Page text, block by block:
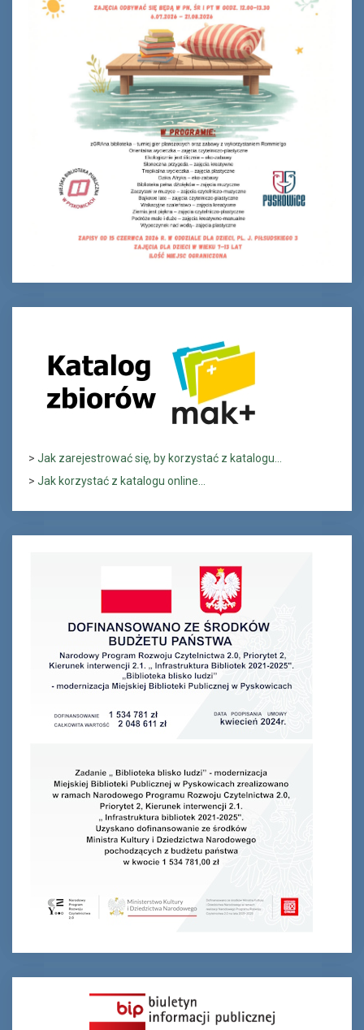
> Jak zarejestrować się, by korzystać z katalogu...
> Jak korzystać z katalogu online...